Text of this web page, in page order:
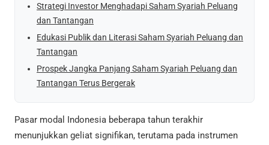
Strategi Investor Menghadapi Saham Syariah Peluang
dan Tantangan
Edukasi Publik dan Literasi Saham Syariah Peluang dan
Tantangan
Prospek Jangka Panjang Saham Syariah Peluang dan
Tantangan Terus Bergerak
Pasar modal Indonesia beberapa tahun terakhir
menunjukkan geliat signifikan, terutama pada instrumen